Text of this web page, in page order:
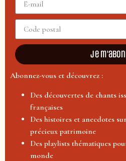
Je
Abonnez-vous et découvrez :
Des découvertes de chants
françaises
Des histoires et anecdotes
précieux patrimoine
Des playlists thématiques
monde